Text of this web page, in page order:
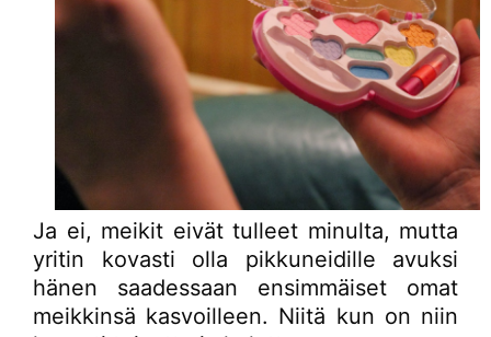
Ja ei, meikit eivät tulleet minulta, mutta
yritin kovasti olla pikkuneidille avuksi
hänen saadessaan ensimmäiset omat
meikkinsä kasvoilleen. Niitä kun on niin